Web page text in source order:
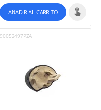
AÑADIR AL CARRITO
90052497PZA